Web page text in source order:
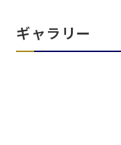
ギャラリー